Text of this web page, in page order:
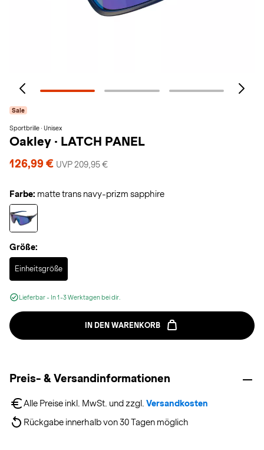
Sale
Sportbrille · Unisex
Oakley · LATCH PANEL
126,99 € UVP 209,95 €
Farbe: matte trans navy-prizm sapphire
Größe:
Einheitsgröße
Selected
Lieferbar - In 1-3 Werktagen bei dir.
IN DEN WARENKORB
Preis- & Versandinformationen
Alle Preise inkl. MwSt. und zzgl. Versandkosten
Rückgabe innerhalb von 30 Tagen möglich